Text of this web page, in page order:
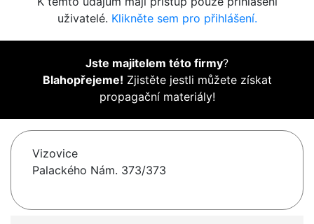
uživatelé. Klikněte sem pro přihlášení.
Jste majitelem této firmy?
Blahopřejeme! Zjistěte jestli můžete získat
propagační materiály!
Vizovice
Palackého Nám. 373/373